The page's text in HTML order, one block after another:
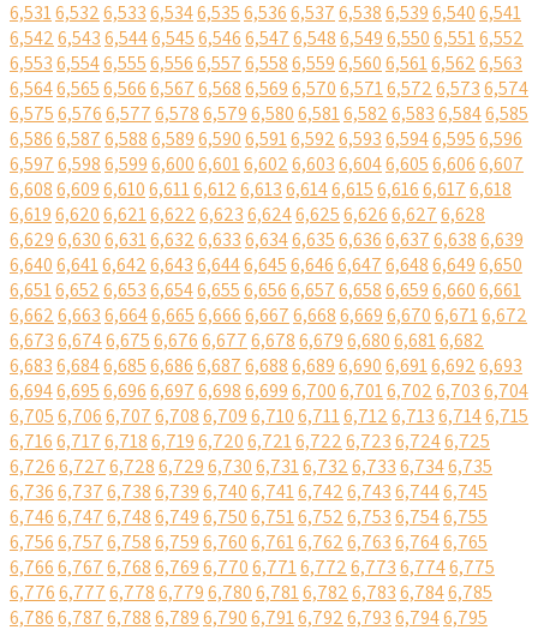
6,5316,5326,5336,5346,5356,5366,5376,5386,5396,5406,541
6,5426,5436,5446,5456,5466,5476,5486,5496,5506,5516,552
6,5536,5546,5556,5566,5576,5586,5596,5606,5616,5626,563
6,5646,5656,5666,5676,5686,5696,5706,5716,5726,5736,574
6,5756,5766,5776,5786,5796,5806,5816,5826,5836,5846,585
6,5866,5876,5886,5896,5906,5916,5926,5936,5946,5956,596
6,5976,5986,5996,6006,6016,6026,6036,6046,6056,6066,607
6,6086,6096,6106,6116,6126,6136,6146,6156,6166,6176,618
6,6196,6206,6216,6226,6236,6246,6256,6266,6276,628
6,6296,6306,6316,6326,6336,6346,6356,6366,6376,6386,639
6,6406,6416,6426,6436,6446,6456,6466,6476,6486,6496,650
6,6516,6526,6536,6546,6556,6566,6576,6586,6596,6606,661
6,6626,6636,6646,6656,6666,6676,6686,6696,6706,6716,672
6,6736,6746,6756,6766,6776,6786,6796,6806,6816,682
6,6836,6846,6856,6866,6876,6886,6896,6906,6916,6926,693
6,6946,6956,6966,6976,6986,6996,7006,7016,7026,7036,704
6,7056,7066,7076,7086,7096,7106,7116,7126,7136,7146,715
6,7166,7176,7186,7196,7206,7216,7226,7236,7246,725
6,7266,7276,7286,7296,7306,7316,7326,7336,7346,735
6,7366,7376,7386,7396,7406,7416,7426,7436,7446,745
6,7466,7476,7486,7496,7506,7516,7526,7536,7546,755
6,7566,7576,7586,7596,7606,7616,7626,7636,7646,765
6,7666,7676,7686,7696,7706,7716,7726,7736,7746,775
6,7766,7776,7786,7796,7806,7816,7826,7836,7846,785
6,7866,7876,7886,7896,7906,7916,7926,7936,7946,795